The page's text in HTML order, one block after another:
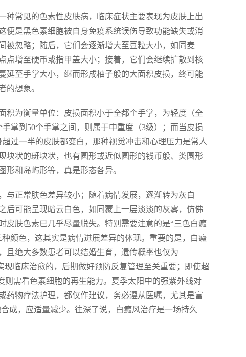
种常见的色素性皮肤病，临床症状主要表现为皮肤上出
便是黑色素细胞被自身免疫系统误伤导致功能缺失或消
被忽略；随后，它们会逐渐增大至豆粒大小，如同麦
点增至硬币或指甲盖大小；接着，它们会继续扩散到核
延至手掌大小，继而形成柚子般的大面积皮损，终可能
的想象。
积为衡量单位：皮损面积小于全都个手掌，为轻度（全
掌到50个手掌之间，则属于中重度（3级）；而当皮损
过一半的皮肤都变白，那种视觉冲击和心理压力是常人
块状的斑块状，也有圆形或近似圆形的钱币般、类圆形
形和岛屿形等，真是形态各异。
与正常肤色差异较小；随着病情发展，逐渐转为灰白
后可能呈现暗云白色，如同蒙上一层淡淡的灰雾，仿佛
皮肤色素已几乎尽量脱失。特别需要注意的是“三色白癜
颜色，这其实是病情进展差异的体现。重要的是，白癜
且绝大多数患者可以结婚生育，遗传概率也仅为
临床治愈的，后期做好预防反复管理至关重要；即使超
需看色素细胞的再生能力。夏季太阳中的强紫外线对
药物疗法护理，都仅作建议，务必遵从医嘱，尤其是富
成，应适量减少。往深了说，白癜风治疗是一场持久